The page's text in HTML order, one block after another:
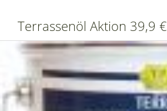
Terrassenöl Aktion 39,9 €